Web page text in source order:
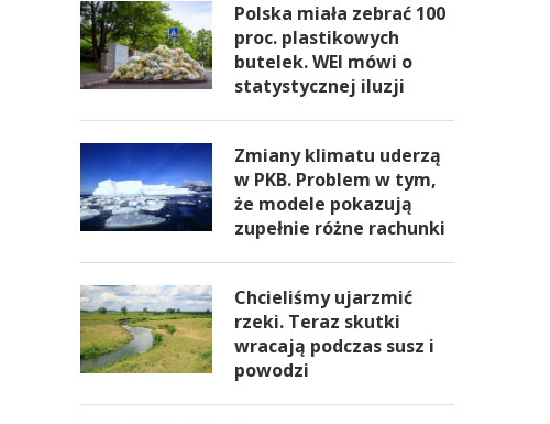
Polska miała zebrać 100
proc. plastikowych
butelek. WEI mówi o
statystycznej iluzji
Zmiany klimatu uderzą
w PKB. Problem w tym,
że modele pokazują
zupełnie różne rachunki
Chcieliśmy ujarzmić
rzeki. Teraz skutki
wracają podczas susz i
powodzi